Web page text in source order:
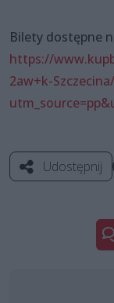
Bilety dostępne
https://
2aw+k-
Udostępnij